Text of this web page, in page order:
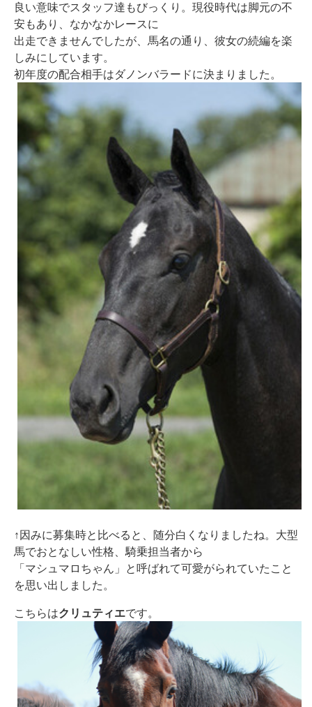
良い意味でスタッフ達もびっくり。現役時代は脚元の不
安もあり、なかなかレースに
出走できませんでしたが、馬名の通り、彼女の続編を楽
しみにしています。
初年度の配合相手はダノンバラードに決まりました。
↑因みに募集時と比べると、随分白くなりましたね。大型
馬でおとなしい性格、騎乗担当者から
「マシュマロちゃん」と呼ばれて可愛がられていたこと
を思い出しました。
こちらはクリュティエです。